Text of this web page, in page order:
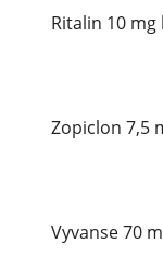
Ritalin 10
Zopiclon 7,5
Vyvanse 70